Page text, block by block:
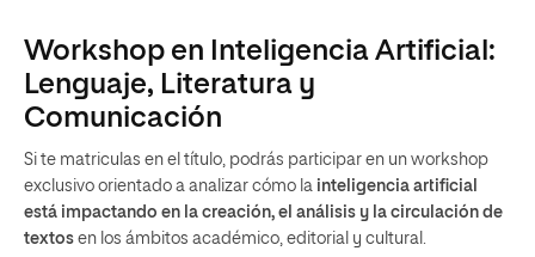
Workshop en Inteligencia Artificial:
Lenguaje, Literatura y
Comunicación
Si te matriculas en el título, podrás participar en un workshop
exclusivo orientado a analizar cómo la inteligencia artificial
está impactando en la creación, el análisis y la circulación de
textos en los ámbitos académico, editorial y cultural.